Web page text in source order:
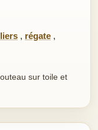
, régate ,
sur toile et